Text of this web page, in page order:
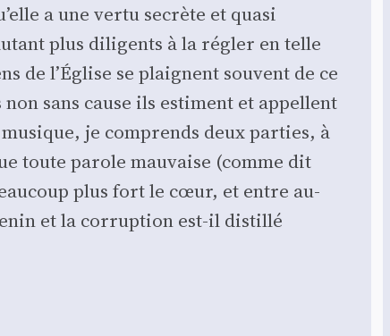
a une ver­tu secrète et qua­si
plus dili­gents à la régler en telle
de l’Église se plaignent sou­vent de ce
sans cause ils estiment et appellent
je com­prends deux par­ties, à
toute parole mau­vaise (comme dit
plus fort le cœur, et entre au-
et la cor­rup­tion est-il dis­til­lé